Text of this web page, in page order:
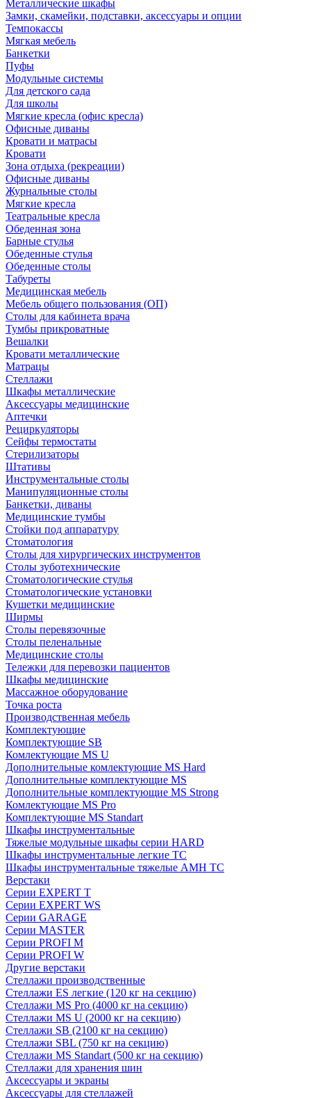
Металлические шкафы
Замки, скамейки, подставки, аксессуары и опции
Темпокассы
Мягкая мебель
Банкетки
Пуфы
Модульные системы
Для детского сада
Для школы
Мягкие кресла (офис кресла)
Офисные диваны
Кровати и матрасы
Кровати
Зона отдыха (рекреации)
Офисные диваны
Журнальные столы
Мягкие кресла
Театральные кресла
Обеденная зона
Барные стулья
Обеденные стулья
Обеденные столы
Табуреты
Медицинская мебель
Мебель общего пользования (ОП)
Столы для кабинета врача
Тумбы прикроватные
Вешалки
Кровати металлические
Матрацы
Стеллажи
Шкафы металлические
Аксессуары медицинские
Аптечки
Рециркуляторы
Сейфы термостаты
Стерилизаторы
Штативы
Инструментальные столы
Манипуляционные столы
Банкетки, диваны
Медицинские тумбы
Стойки под аппаратуру
Стоматология
Столы для хирургических инструментов
Столы зуботехнические
Стоматологические стулья
Стоматологические установки
Кушетки медицинские
Ширмы
Столы перевязочные
Столы пеленальные
Медицинские столы
Тележки для перевозки пациентов
Шкафы медицинские
Массажное оборудование
Точка роста
Производственная мебель
Комплектующие
Комплектующие SB
Комлектующие MS U
Дополнительные комлектующие MS Hard
Дополнительные комплектующие MS
Дополнительные комплектующие MS Strong
Комлектующие MS Pro
Комплектующие MS Standart
Шкафы инструментальные
Тяжелые модульные шкафы серии HARD
Шкафы инструментальные легкие ТС
Шкафы инструментальные тяжелые AMH TC
Верстаки
Серии EXPERT T
Серии EXPERT WS
Серии GARAGE
Серии MASTER
Серии PROFI M
Серии PROFI W
Другие верстаки
Стеллажи производственные
Стеллажи ES легкие (120 кг на секцию)
Стеллажи MS Pro (4000 кг на секцию)
Стеллажи MS U (2000 кг на секцию)
Стеллажи SB (2100 кг на секцию)
Стеллажи SBL (750 кг на секцию)
Стеллажи MS Standart (500 кг на секцию)
Стеллажи для хранения шин
Аксессуары и экраны
Аксессуары для стеллажей